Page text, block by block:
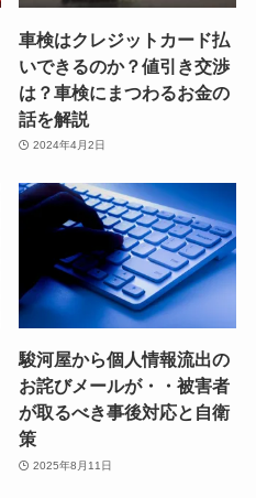
車検はクレジットカード払
いできるのか？値引き交渉
は？車検にまつわるお金の
話を解説
2024年4月2日
駿河屋から個人情報流出の
お詫びメールが・・被害者
が取るべき事後対応と自衛
策
2025年8月11日